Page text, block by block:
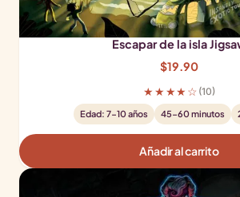
Escapar de la isla
$19.90
★★★★☆ (10)
Edad: 7-10 años 45-60 minutos
Añadir al carrito